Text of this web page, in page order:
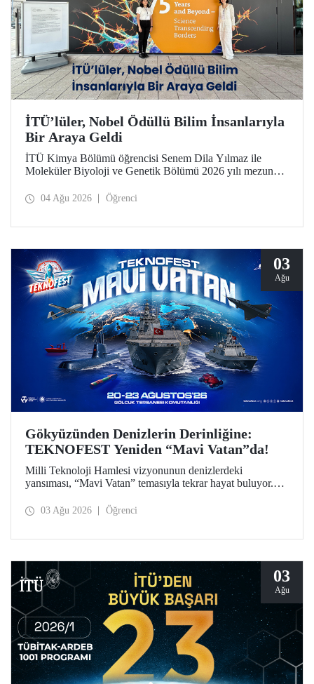
İTÜ’lüler, Nobel Ödüllü Bilim İnsanlarıyla
Bir Araya Geldi
İTÜ Kimya Bölümü öğrencisi Senem Dila Yılmaz ile
Moleküler Biyoloji ve Genetik Bölümü 2026 yılı mezunu
Etkinliklere Katılım Desteği kapsamında 75’inci Lindau
04 Ağu 2026 Öğrenci
03
Ağu
Gökyüzünden Denizlerin Derinliğine:
TEKNOFEST Yeniden “Mavi Vatan”da!
Milli Teknoloji Hamlesi vizyonunun denizlerdeki
yansıması, “Mavi Vatan” temasıyla tekrar hayat buluyor.
tarihlerinde Gölcük Tersanesi Komutanlığı’nda
03 Ağu 2026 Öğrenci
03
Ağu